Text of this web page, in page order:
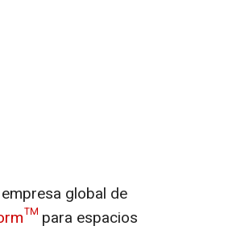
global de
para espacios